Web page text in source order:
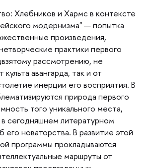
Хлебников и Хармс в контексте
модернизма" — попытка
произведения,
практики первого
рассмотрению, не
авангарда, так и от
инерции его восприятия.
природа первого
того уникального места,
сегодняшнем литературном
его новаторства. В развитие этой
программы прокладываются
маршруты от